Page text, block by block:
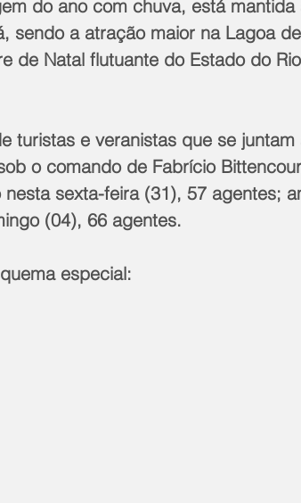
do ano com chuva, está mantida
sendo a atração maior na Lagoa de
de Natal flutuante do Estado do
turistas e veranistas que se juntam
o comando de Fabrício
sexta-feira (31), 57 agentes;
(04), 66 agentes.
especial: